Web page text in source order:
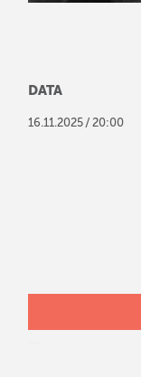
DATA
16.11 .2025 / 20:00